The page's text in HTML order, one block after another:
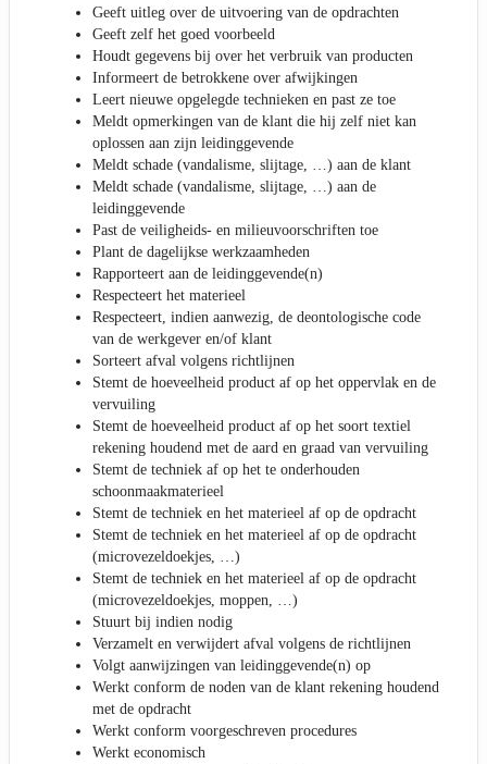
Geeft uitleg over de uitvoering van de opdrachten
Geeft zelf het goed voorbeeld
Houdt gegevens bij over het verbruik van producten
Informeert de betrokkene over afwijkingen
Leert nieuwe opgelegde technieken en past ze toe
Meldt opmerkingen van de klant die hij zelf niet kan
oplossen aan zijn leidinggevende
Meldt schade (vandalisme, slijtage, …) aan de klant
Meldt schade (vandalisme, slijtage, …) aan de
leidinggevende
Past de veiligheids- en milieuvoorschriften toe
Plant de dagelijkse werkzaamheden
Rapporteert aan de leidinggevende(n)
Respecteert het materieel
Respecteert, indien aanwezig, de deontologische code
van de werkgever en/of klant
Sorteert afval volgens richtlijnen
Stemt de hoeveelheid product af op het oppervlak en de
vervuiling
Stemt de hoeveelheid product af op het soort textiel
rekening houdend met de aard en graad van vervuiling
Stemt de techniek af op het te onderhouden
schoonmaakmaterieel
Stemt de techniek en het materieel af op de opdracht
Stemt de techniek en het materieel af op de opdracht
(microvezeldoekjes, …)
Stemt de techniek en het materieel af op de opdracht
(microvezeldoekjes, moppen, …)
Stuurt bij indien nodig
Verzamelt en verwijdert afval volgens de richtlijnen
Volgt aanwijzingen van leidinggevende(n) op
Werkt conform de noden van de klant rekening houdend
met de opdracht
Werkt conform voorgeschreven procedures
Werkt economisch